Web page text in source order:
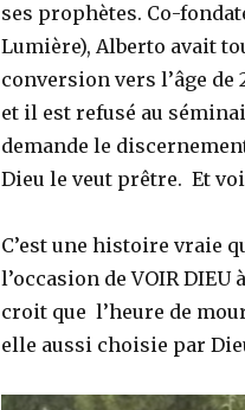
ses prophètes. Co-
Lumière), Alberto avait
conversion vers l’âge
et il est refusé au
demande le
Dieu le veut prêtre. Et
C’est une histoire vraie
l’occasion de VOIR
croit que l’heure de
elle aussi choisie par